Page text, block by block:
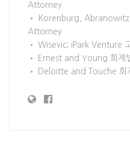
Attorney
• Korenburg,
Attorney
• Wisevic; iPark Venture
• Ernest and Young 회계
• Deloitte and Touche 회